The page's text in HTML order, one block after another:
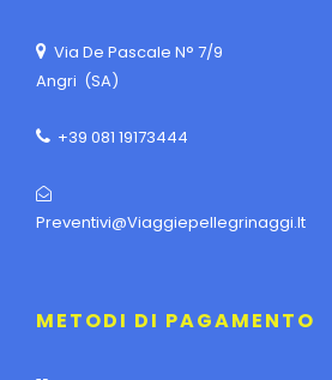
Via De Pascale N° 7/9
Angri (SA)
+39 081 19173444
Preventivi@viaggiepellegrinaggi.it
METODI DI PAGAMENTO